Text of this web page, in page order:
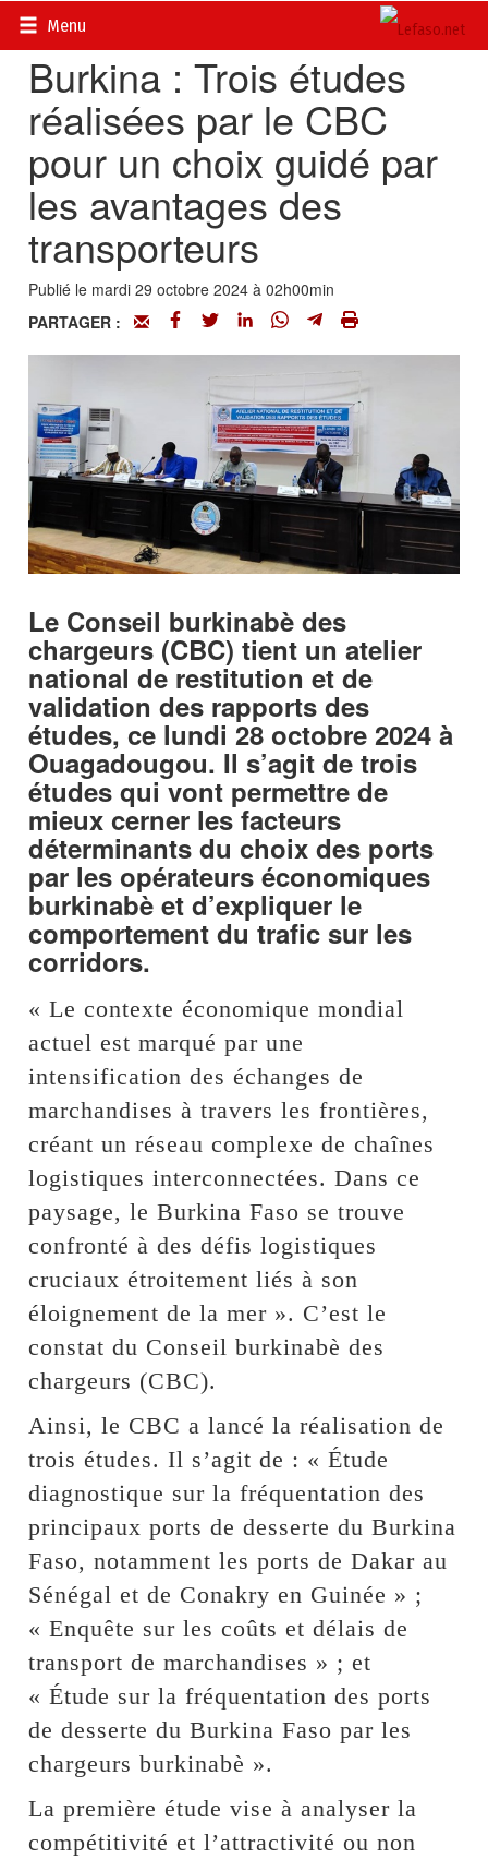
Menu
Accueil>
Burkina : Trois études
réalisées par le CBC
pour un choix guidé par
les avantages des
transporteurs
Publié le mardi 29 octobre 2024 à 02h00min
PARTAGER :
Le Conseil burkinabè des
chargeurs (CBC) tient un atelier
national de restitution et de
validation des rapports des
études, ce lundi 28 octobre 2024 à
Ouagadougou. Il s’agit de trois
études qui vont permettre de
mieux cerner les facteurs
déterminants du choix des ports
par les opérateurs économiques
burkinabè et d’expliquer le
comportement du trafic sur les
corridors.
« Le contexte économique mondial
actuel est marqué par une
intensification des échanges de
marchandises à travers les frontières,
créant un réseau complexe de chaînes
logistiques interconnectées. Dans ce
paysage, le Burkina Faso se trouve
confronté à des défis logistiques
cruciaux étroitement liés à son
éloignement de la mer ». C’est le
constat du Conseil burkinabè des
chargeurs (CBC).
Ainsi, le CBC a lancé la réalisation de
trois études. Il s’agit de : « Étude
diagnostique sur la fréquentation des
principaux ports de desserte du Burkina
Faso, notamment les ports de Dakar au
Sénégal et de Conakry en Guinée » ;
« Enquête sur les coûts et délais de
transport de marchandises » ; et
« Étude sur la fréquentation des ports
de desserte du Burkina Faso par les
chargeurs burkinabè ».
La première étude vise à analyser la
compétitivité et l’attractivité ou non